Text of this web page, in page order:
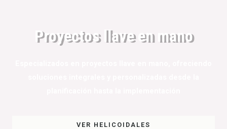
Proyectos llave en mano
VER HELICOIDALES